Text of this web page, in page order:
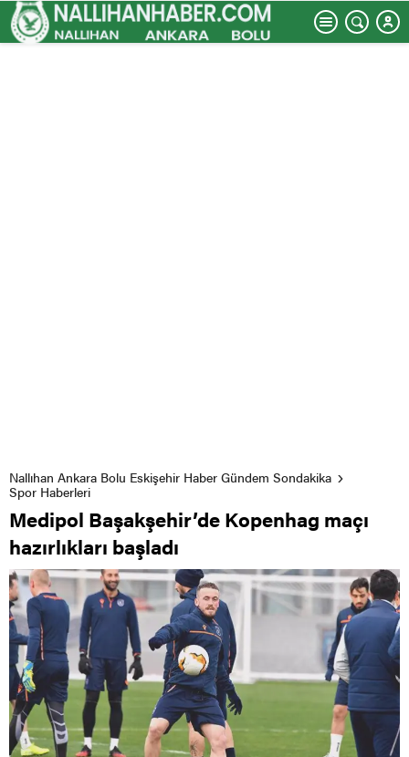
Nallıhan Ankara Bolu Eskişehir Haber Gündem Sondakika
Spor Haberleri
Medipol Başakşehir’de Kopenhag maçı
hazırlıkları başladı